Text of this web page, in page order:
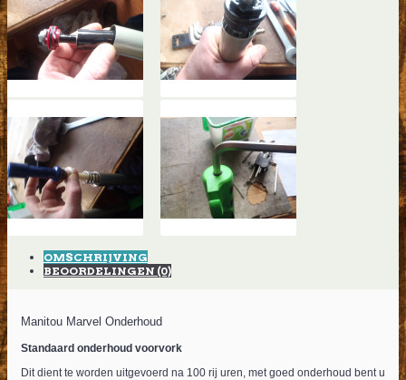
OMSCHRIJVING
BEOORDELINGEN (0)
Manitou Marvel Onderhoud
Standaard onderhoud voorvork
Dit dient te worden uitgevoerd na 100 rij uren, met goed onderhoud bent u